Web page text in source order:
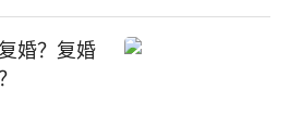
婚？复婚